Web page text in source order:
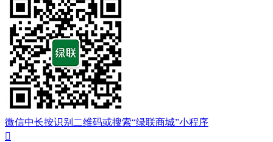
微信中长按识别二维码或搜索“绿联商城”小程序
